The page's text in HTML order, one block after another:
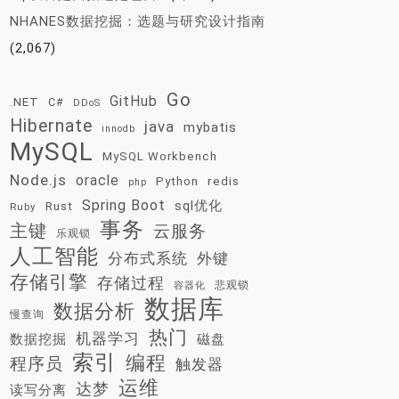
NHANES数据挖掘：选题与研究设计指南
(2,067)
.NET C# DDoS GitHub Go
Hibernate innodb java mybatis
MySQL MySQL Workbench
Node.js oracle php Python redis
Ruby Rust Spring Boot sql优化
主键 乐观锁 事务 云服务
人工智能 分布式系统 外键
存储引擎 存储过程 容器化 悲观锁
慢查询 数据分析 数据库
数据挖掘 机器学习 热门 磁盘
程序员 索引 编程 触发器
读写分离 达梦 运维